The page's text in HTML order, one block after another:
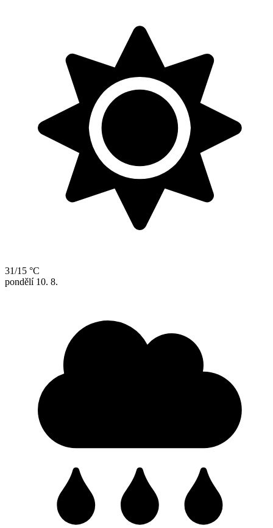
31/15 °C
pondělí 10. 8.